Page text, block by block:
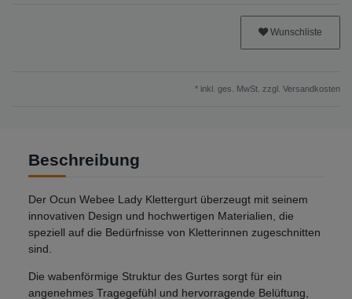
Wunschliste
* inkl. ges. MwSt. zzgl. Versandkosten
Beschreibung
Der Ocun Webee Lady Klettergurt überzeugt mit seinem
innovativen Design und hochwertigen Materialien, die
speziell auf die Bedürfnisse von Kletterinnen zugeschnitten
sind.
Die wabenförmige Struktur des Gurtes sorgt für ein
angenehmes Tragegefühl und hervorragende Belüftung,